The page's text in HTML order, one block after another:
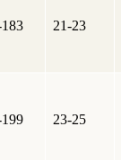
21-23
23-25